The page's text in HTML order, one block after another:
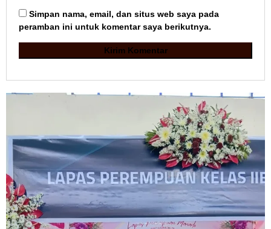
Simpan nama, email, dan situs web saya pada
peramban ini untuk komentar saya berikutnya.